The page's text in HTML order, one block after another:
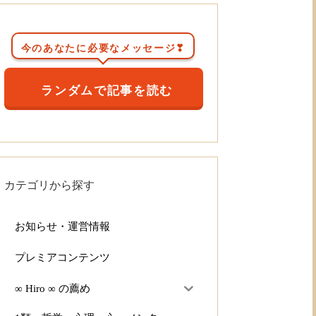
今のあなたに必要なメッセージ❣
ランダムで記事を読む
カテゴリから探す
お知らせ・運営情報
プレミアコンテンツ
∞ Hiro ∞ の薦め